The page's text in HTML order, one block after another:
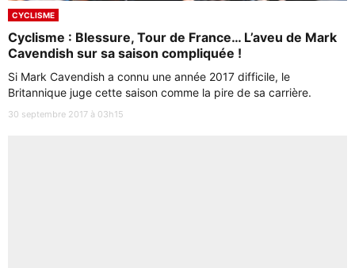
CYCLISME
Cyclisme : Blessure, Tour de France… L’aveu de Mark
Cavendish sur sa saison compliquée !
Si Mark Cavendish a connu une année 2017 difficile, le
Britannique juge cette saison comme la pire de sa carrière.
30 septembre 2017 à 03h15